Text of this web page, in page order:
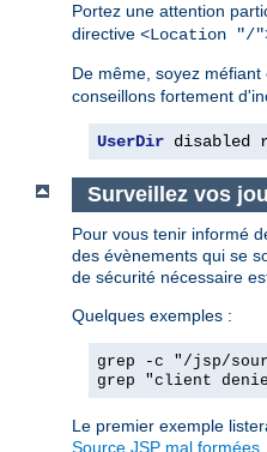
Portez une attention
directive <Location "/
De même, soyez
conseillons fortement
UserDir disabled
Surveillez vos
Pour vous tenir informé
des évènements qui se
de sécurité nécessaire
Quelques exemples :
grep -c "/jsp/
grep "client
Le premier exemple
Source.JSP mal formées